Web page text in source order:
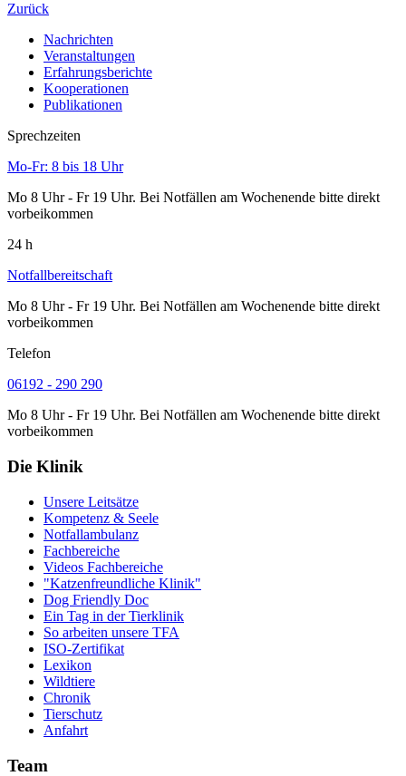
Zurück
Nachrichten
Veranstaltungen
Erfahrungsberichte
Kooperationen
Publikationen
Sprechzeiten
Mo-Fr: 8 bis 18 Uhr
Mo 8 Uhr - Fr 19 Uhr. Bei Notfällen am Wochenende bitte direkt
vorbeikommen
24 h
Notfallbereitschaft
Mo 8 Uhr - Fr 19 Uhr. Bei Notfällen am Wochenende bitte direkt
vorbeikommen
Telefon
06192 - 290 290
Mo 8 Uhr - Fr 19 Uhr. Bei Notfällen am Wochenende bitte direkt
vorbeikommen
Die Klinik
Unsere Leitsätze
Kompetenz & Seele
Notfallambulanz
Fachbereiche
Videos Fachbereiche
"Katzenfreundliche Klinik"
Dog Friendly Doc
Ein Tag in der Tierklinik
So arbeiten unsere TFA
ISO-Zertifikat
Lexikon
Wildtiere
Chronik
Tierschutz
Anfahrt
Team